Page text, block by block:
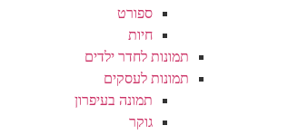
ספורט
חיות
תמונות לחדר ילדים
תמונות לעסקים
תמונה בעיפרון
גוקר